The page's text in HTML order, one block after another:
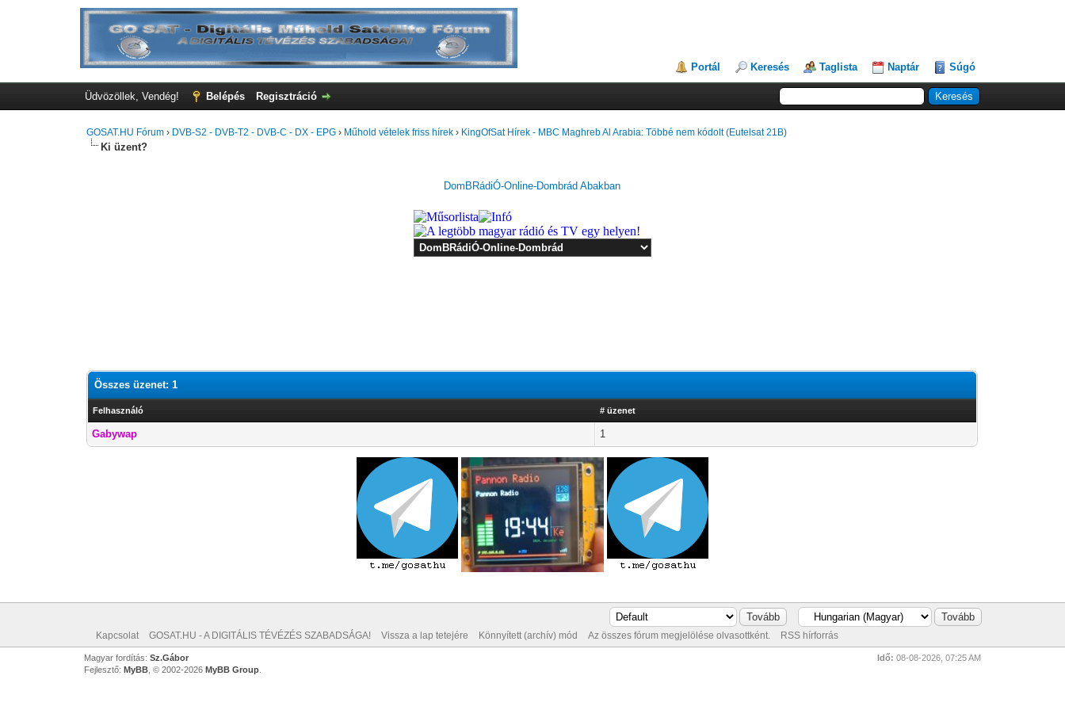
Portál Keresés Taglista Naptár Súgó
Üdvözöllek, Vendég! Belépés Regisztráció
GOSAT.HU Fórum › DVB-S2 - DVB-T2 - DVB-C - DX - EPG › Műhold vételek friss hírek › KingOfSat Hírek - MBC Maghreb Al Arabia: Többé nem kódolt (Eutelsat 21B)
Ki üzent?
DomBRádiÓ-Online-Dombrád Abakban
Összes üzenet: 1
Felhasználó # üzenet
Gabywap 1
Kapcsolat GOSAT.HU - A DIGITÁLIS TÉVÉZÉS SZABADSÁGA! Vissza a lap tetejére Könnyített (archív) mód Az összes fórum megjelölése olvasottként. RSS hírforrás
Idő: 08-08-2026, 07:25 AM
Magyar fordítás: Sz.Gábor
Fejlesztő: MyBB, © 2002-2026 MyBB Group.